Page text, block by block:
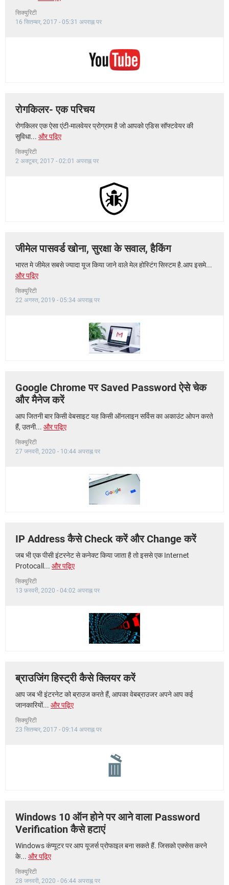
सिक्युरिटी
16 सितम्बर, 2017 - 05:31 अपराह्न पर
रोगकिलर- एक परिचय
रोगकिलर एक ऐसा एंटी-मालवेयर प्रोग्राम है जो आपको एडिस सॉफ्टवेयर की
सुविधा... और पढ़िए
सिक्युरिटी
2 अक्टूबर, 2017 - 02:01 अपराह्न पर
जीमेल पासवर्ड खोना, सुरक्षा के सवाल, हैकिंग
भारत मे जीमेल सबसे ज्यादा यूज किया जाने वाले मेल होस्टिंग सिस्टम है.आप इसमे...
और पढ़िए
सिक्युरिटी
22 अगस्त, 2019 - 05:34 अपराह्न पर
Google Chrome पर Saved Password ऐसे चेक
और मैनेज करें
आप जितनी बार किसी वेबसाइट यह किसी ऑनलाइन सर्विस का अकाउंट ओपन करते
हैं, उतनी... और पढ़िए
सिक्युरिटी
27 जनवरी, 2020 - 10:44 अपराह्न पर
IP Address कैसे Check करें और Change करें
जब भी एक पीसी इंटरनेट से कनेक्ट किया जाता है तो इससे एक Internet
Protocall... और पढ़िए
सिक्युरिटी
13 फ़रवरी, 2020 - 04:02 अपराह्न पर
ब्राउजिंग हिस्ट्री कैसे क्लियर करें
आप जब भी इंटरनेट को ब्राउज करते हैं, आपका वेबब्राउजर अपने आप कई
जानकारियों... और पढ़िए
सिक्युरिटी
23 सितम्बर, 2017 - 09:14 अपराह्न पर
Windows 10 ऑन होने पर आने वाला Password
Verification कैसे हटाएं
Windows कंप्यूटर पर आप यूजर्स प्रोफाइल बना सकते हैं. जिसको एक्सेस करने
के... और पढ़िए
सिक्युरिटी
28 जनवरी, 2020 - 06:44 अपराह्न पर